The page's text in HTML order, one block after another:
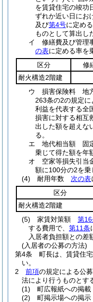
を賃貸住宅の竣功
ずれか近い日にお
及び第4号に定め
ものとして算出し
イ
修繕費及び管理
の表に定める率を
区分
修
耐火構造2階建
ウ
損害保険料 地
263条の2の規定
利益を代表する全
損害に対する相互
出した額を超えな
る。
エ
地代相当額 固
乗じて得た額を年
オ
空家等損失引当
額に100分の2を乗
(4)
耐用年数 次の表
区分
耐火構造2階建
(5)
家賃対策額 第16
する費用で、 第11条
入居者負担額との差
(入居者の公募の方法)
第4条
町長は、賃貸住
い。
2
前項の規定による公募
法により行うものとす
(1)
町広報紙への掲載
(2)
町掲示場への掲示